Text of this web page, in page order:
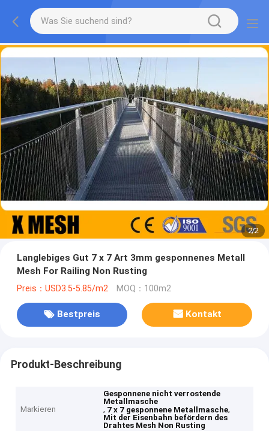
2/2
Langlebiges Gut 7 x 7 Art 3mm gesponnenes Metall
Mesh For Railing Non Rusting
Preis：USD3.5-5.85/m2 MOQ：100m2
Bestpreis Kontakt
Produkt-Beschreibung
Markieren
Gesponnene nicht verrostende
Metallmasche
, 7 x 7 gesponnene Metallmasche,
Mit der Eisenbahn befördern des
Drahtes Mesh Non Rusting